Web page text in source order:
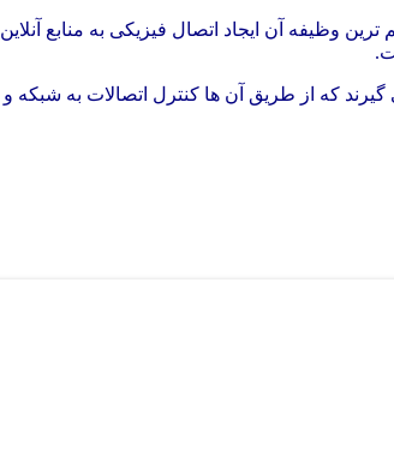
وظیفه آن ایجاد اتصال فیزیکی به منابع